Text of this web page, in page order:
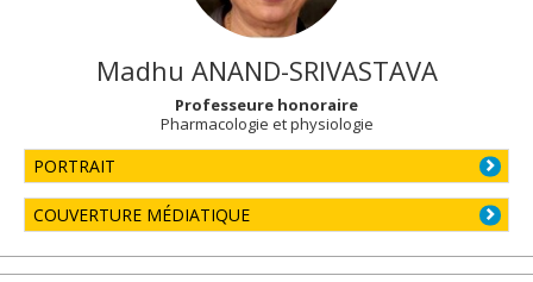
Madhu ANAND-SRIVASTAVA
Professeure honoraire
Pharmacologie et physiologie
PORTRAIT
COUVERTURE MÉDIATIQUE